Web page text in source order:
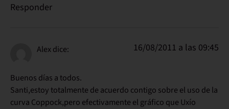
Responder
Alexdice: 16/08/2011 a las 09:45
Buenos días a todos.
Santi,estoy totalmente de acuerdo contigo sobre el uso de la
curva Coppock,pero efectivamente el gráfico que Uxío